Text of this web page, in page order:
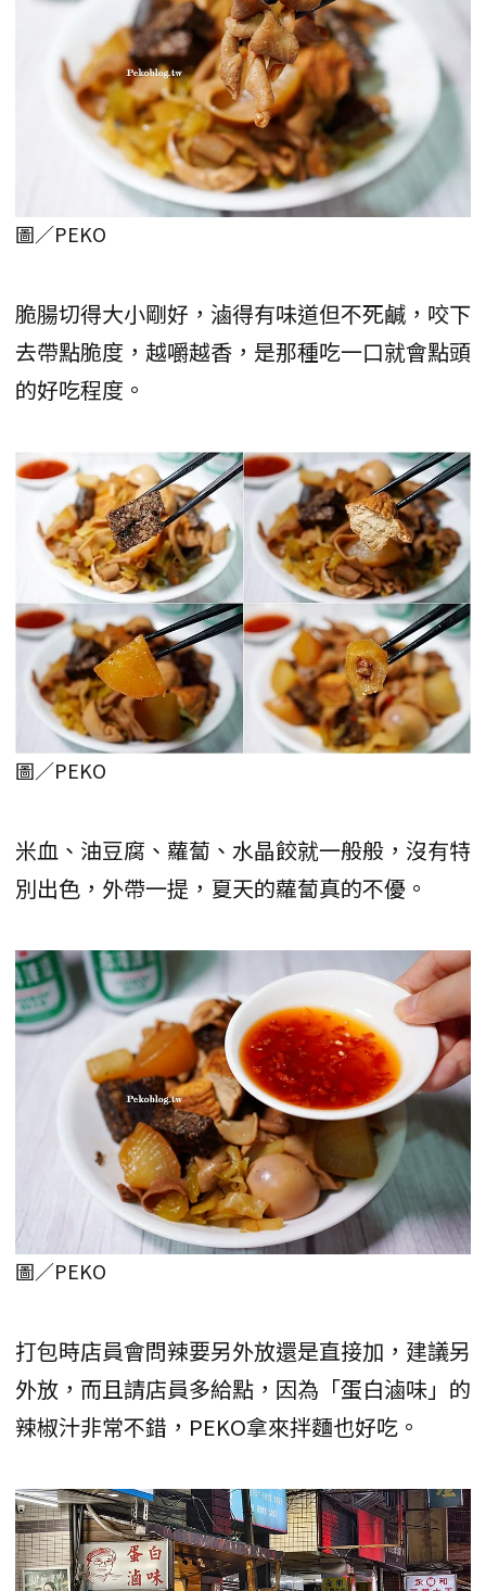
圖／PEKO
脆腸切得大小剛好，滷得有味道但不死鹹，咬下
去帶點脆度，越嚼越香，是那種吃一口就會點頭
的好吃程度。
圖／PEKO
米血、油豆腐、蘿蔔、水晶餃就一般般，沒有特
別出色，外帶一提，夏天的蘿蔔真的不優。
圖／PEKO
打包時店員會問辣要另外放還是直接加，建議另
外放，而且請店員多給點，因為「蛋白滷味」的
辣椒汁非常不錯，PEKO拿來拌麵也好吃。